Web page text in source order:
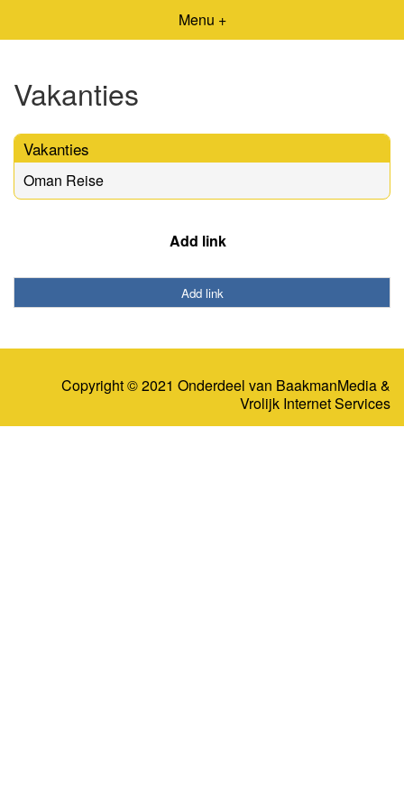
Menu +
Vakanties
Vakanties
Oman Reise
Add link
Add link
Copyright © 2021 Onderdeel van BaakmanMedia&
Vrolijk Internet Services